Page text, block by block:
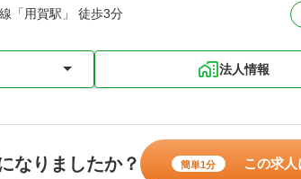
「用賀駅」 徒歩3分
法人情報
なりましたか？ 簡単1分 この求